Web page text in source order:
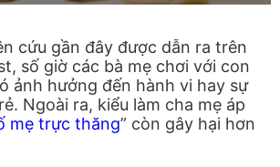
cứu gần đây được dẫn ra trên
số giờ các bà mẹ chơi với con
ảnh hưởng đến hành vi hay sự
Ngoài ra, kiểu làm cha mẹ áp
mẹ trực thăng” còn gây hại hơn